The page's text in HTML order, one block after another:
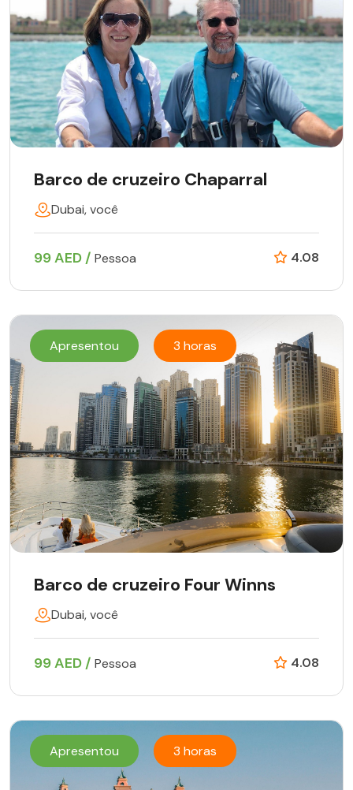
Barco de cruzeiro Chaparral
Dubai, você
99 AED / Pessoa 4.08
Apresentou 3 horas
Barco de cruzeiro Four Winns
Dubai, você
99 AED / Pessoa 4.08
Apresentou 3 horas